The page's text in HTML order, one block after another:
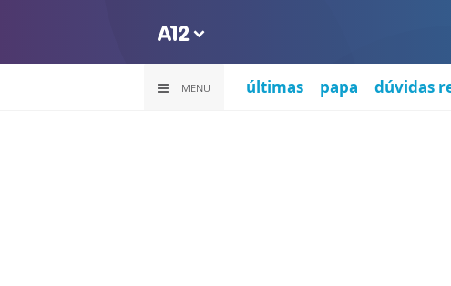
MENU últimas papa dúvidas